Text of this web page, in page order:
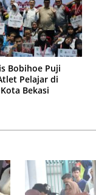
Bobihoe Puji
Pelajar di
Bekasi